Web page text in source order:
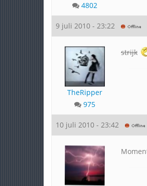
4802
9 juli 2010 - 23:22
TheRipper
975
strijk
10 juli 2010 - 23:42